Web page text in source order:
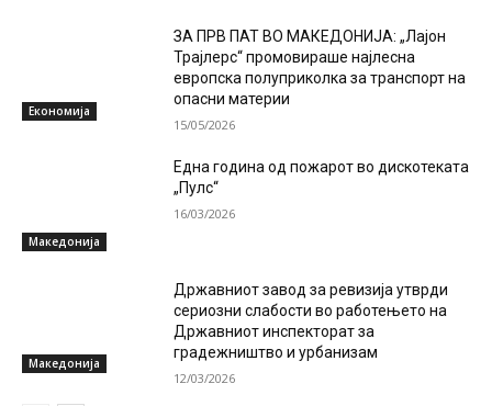
Економија
ЗА ПРВ ПАТ ВО МАКЕДОНИЈА: „Лајон
Трајлерс“ промовираше најлесна
европска полуприколка за транспорт на
опасни материи
15/05/2026
Македонија
Една година од пожарот во дискотеката
„Пулс“
16/03/2026
Македонија
Државниот завод за ревизија утврди
сериозни слабости во работењето на
Државниот инспекторат за
градежништво и урбанизам
12/03/2026